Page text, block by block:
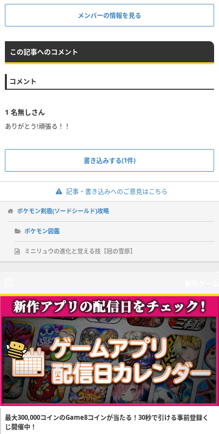
メンバーの情報を見る
この記事へのコメント
コメント
1 名無しさん
書き込みする(1件)
記事・書き込みへのご意見はこちら
ポケモン剣盾(ソードシールド)攻略
ポケモン図鑑
ミニリュウの進化と覚える技【冠の雪原】
最大300,000コインのGame8コインが当たる！30秒で引ける事前登録く
じ開催中！